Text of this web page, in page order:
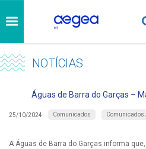
NOTÍCIAS
Águas de Barra do Garças –
25/10/2024 Comunicados Comunicados
A Águas de Barra do Garças informa